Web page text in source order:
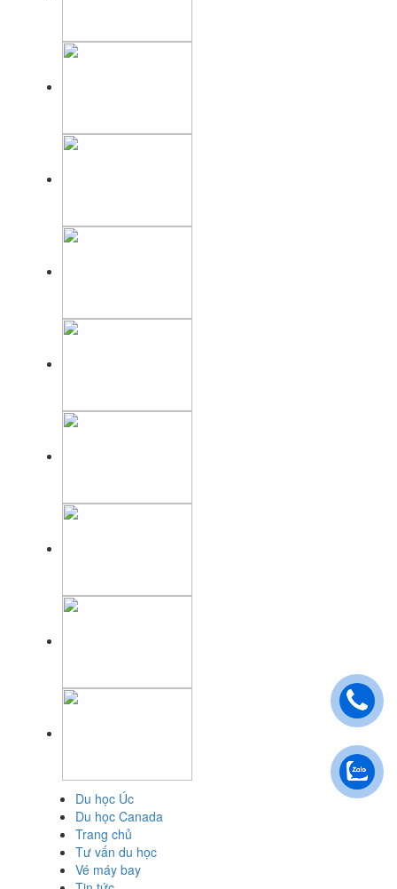
Du học Úc
Du học Canada
Trang chủ
Tư vấn du học
Vé máy bay